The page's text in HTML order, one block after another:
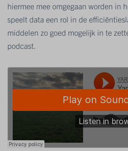
hiermee mee omgegaan worden in
speelt data een rol in de
middelen zo goed mogelijk in te
podcast.